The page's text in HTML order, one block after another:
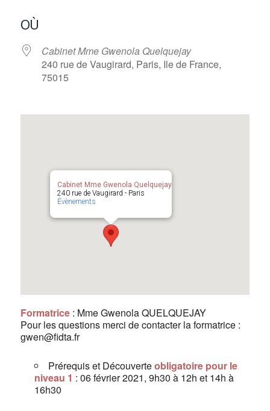
OÙ
Cabinet Mme Gwenola Quelquejay
240 rue de Vaugirard, Paris, Ile de France,
75015
Cabinet Mme Gwenola Quelquejay
240 rue de Vaugirard - Paris
Évènements
Formatrice: Mme Gwenola QUELQUEJAY
Pour les questions merci de contacter la formatrice :
gwen@fidta.fr
Prérequis et Découverteobligatoire pour le
niveau 1 : 06 février 2021, 9h30 à 12h et 14h à
16h30